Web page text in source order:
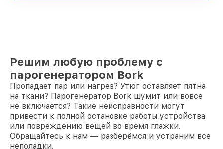
Решим любую проблему с
парогенератором Bork
Пропадает пар или нагрев? Утюг оставляет пятна
на ткани? Парогенератор Bork шумит или вовсе
не включается? Такие неисправности могут
привести к полной остановке работы устройства
или повреждению вещей во время глажки.
Обращайтесь к нам — разберёмся и устраним все
неполадки.